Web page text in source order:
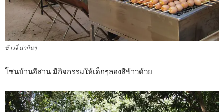
ข้าวจี่ น่ากินๆ
โซนบ้านอีสาน มีกิจกรรมให้เด็กๆลองสีข้าวด้วย